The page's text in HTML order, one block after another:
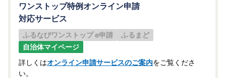
ワンストップ特例オンライン申請
対応サービス
ふるなびワンストップ e申請
ふるまど
自治体マイページ
詳しくはオンライン申請サービスのご案内をご覧くださ
い。